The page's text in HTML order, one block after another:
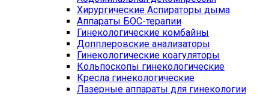
Хирургические Аспираторы дыма
Аппараты БОС-терапии
Гинекологические комбайны
Допплеровские анализаторы
Гинекологические коагуляторы
Кольпоскопы гинекологические
Кресла гинекологические
Лазерные аппараты для гинекологии